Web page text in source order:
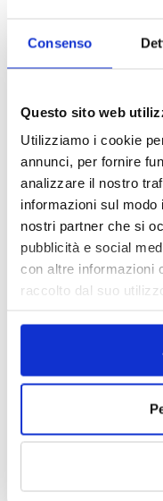
Consenso
Questo sito web
Utilizziamo i cookie
annunci, per fornire
analizzare il nostro
informazioni sul
nostri partner che si
pubblicità e social
con altre informazioni
raccolto dal suo
DALLE AZIENDE Notizie
1 Luglio
IL MENSILE
AGOSTO